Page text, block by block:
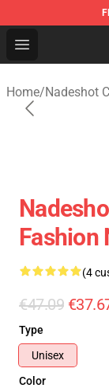
Open menu
Home/Nadeshot
Fashion
(4
€47.09
Type
Unisex
Color